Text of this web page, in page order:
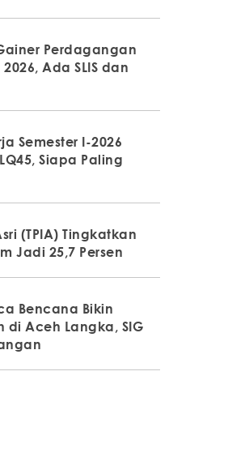
Perdagangan
Ada SLIS dan
Semester I-2026
Siapa Paling
(TPIA) Tingkatkan
Jadi 25,7 Persen
Bencana Bikin
di Aceh Langka, SIG